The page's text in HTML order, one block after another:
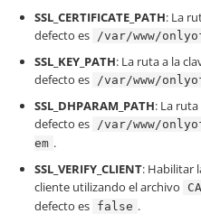
SSL_CERTIFICATE_PATH: La
defecto es /var/www/
SSL_KEY_PATH: La ruta a la
defecto es /var/www/
SSL_DHPARAM_PATH: La
defecto es /var/www/
em .
SSL_VERIFY_CLIENT: Habilitar
cliente utilizando el archivo
defecto es false .